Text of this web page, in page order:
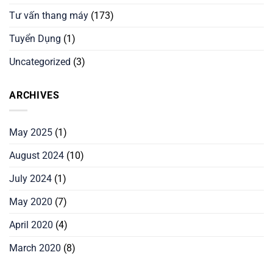
Tư vấn thang máy (173)
Tuyển Dụng (1)
Uncategorized (3)
ARCHIVES
May 2025 (1)
August 2024 (10)
July 2024 (1)
May 2020 (7)
April 2020 (4)
March 2020 (8)